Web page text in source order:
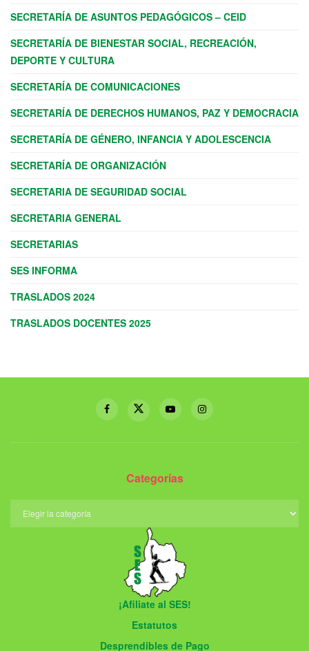
SECRETARÍA DE ASUNTOS PEDAGÓGICOS – CEID
SECRETARÍA DE BIENESTAR SOCIAL, RECREACIÓN,
DEPORTE Y CULTURA
SECRETARÍA DE COMUNICACIONES
SECRETARÍA DE DERECHOS HUMANOS, PAZ Y DEMOCRACIA
SECRETARÍA DE GÉNERO, INFANCIA Y ADOLESCENCIA
SECRETARÍA DE ORGANIZACIÓN
SECRETARIA DE SEGURIDAD SOCIAL
SECRETARIA GENERAL
SECRETARIAS
SES INFORMA
TRASLADOS 2024
TRASLADOS DOCENTES 2025
Categorías
¡Afiliate al SES!
Estatutos
Desprendibles de Pago